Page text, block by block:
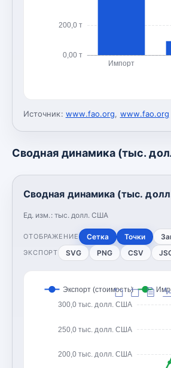
0,00 т
200,0 т
Импорт
Источник: www.fao.org, www.fao.org
Сводная динамика (тыс.
Сводная динамика (тыс.
Ед. изм.: тыс. долл. США
ОТОБРАЖЕНИЕ Сетка Точки
ЭКСПОРТ SVG PNG CSV
200,0 тыс. долл. США
250,0 тыс. долл. США
300,0 тыс. долл. США
Экспорт (стоимость)